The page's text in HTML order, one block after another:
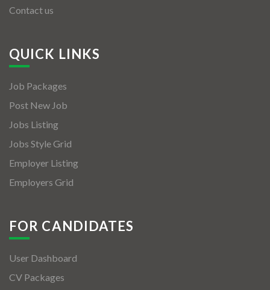
Contact us
QUICK LINKS
Job Packages
Post New Job
Jobs Listing
Jobs Style Grid
Employer Listing
Employers Grid
FOR CANDIDATES
User Dashboard
CV Packages